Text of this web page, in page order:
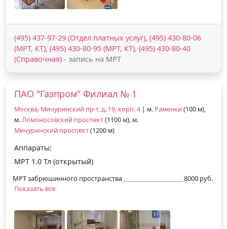
(495) 437-97-29 (Отдел платных услуг), (495) 430-80-06
(МРТ, КТ), (495) 430-80-95 (МРТ, КТ), (495) 430-80-40
(Справочная) - запись на МРТ
ПАО "Газпром" Филиал № 1
Москва, Мичуринский пр-т, д. 19, корп. 4 | м. Раменки (100 м),
м.Ломоносовский проспект(1100 м), м.
Мичуринский проспект(1200 м)
Аппараты:
МРТ 1.0 Тл (открытый)
МРТ забрюшинного пространства
8000 руб.
Показать все